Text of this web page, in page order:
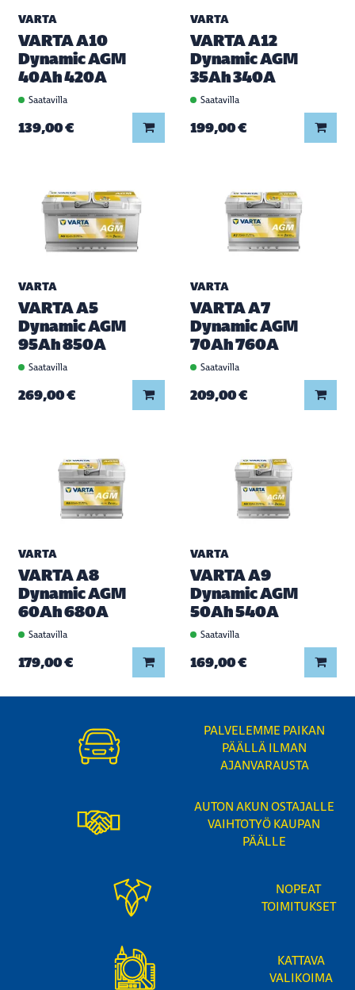
VARTA
VARTA A10
Dynamic AGM
40Ah 420A
Saatavilla
139,00 € Lisää koriin
VARTA
VARTA A12
Dynamic AGM
35Ah 340A
Saatavilla
199,00 €
VARTA
VARTA A5
Dynamic AGM
95Ah 850A
Saatavilla
269,00 € Lisää koriin
VARTA
VARTA A7
Dynamic AGM
70Ah 760A
Saatavilla
209,00 €
VARTA
VARTA A8
Dynamic AGM
60Ah 680A
Saatavilla
179,00 € Lisää koriin
VARTA
VARTA A9
Dynamic AGM
50Ah 540A
Saatavilla
169,00 €
PALVELEMME PAIKAN
PÄÄLLÄ ILMAN
AJANVARAUSTA
AUTON AKUN OSTAJALLE
VAIHTOTYÖ KAUPAN
PÄÄLLE
NOPEAT
TOIMITUKSET
KATTAVA
VALIKOIMA